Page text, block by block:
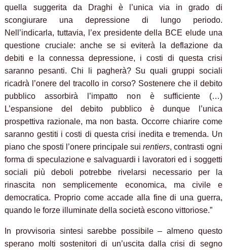
quella suggerita da Draghi è l’unica via in grado di
scongiurare una depressione di lungo periodo.
Nell’indicarla, tuttavia, l’ex presidente della BCE elude una
questione cruciale: anche se si eviterà la deflazione da
debiti e la connessa depressione, i costi di questa crisi
saranno pesanti. Chi li pagherà? Su quali gruppi sociali
ricadrà l’onere del tracollo in corso?Sostenere che il debito
pubblico assorbirà l’impatto non è sufficiente (…)
L’espansione del debito pubblico è dunque l’unica
prospettiva razionale, ma non basta. Occorre chiarire come
saranno gestiti i costi di questa crisi inedita e tremenda. Un
piano che sposti l’onere principale suirentiers, contrasti ogni
forma di speculazione e salvaguardi i lavoratori ed i soggetti
sociali più deboli potrebbe rivelarsi necessario per la
rinascita non semplicemente economica, ma civile e
democratica. Proprio come accade alla fine di una guerra,
quando le forze illuminate della società escono vittoriose.”
In provvisoria sintesi sarebbe possibile – almeno questo
sperano molti sostenitori di un’uscita dalla crisi di segno